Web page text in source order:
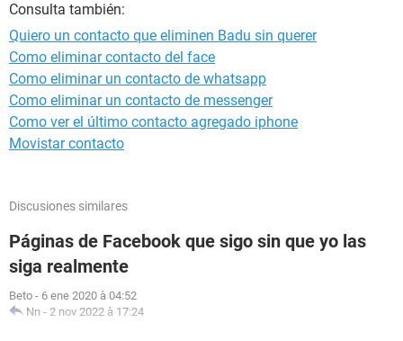
Consulta también:
Quiero un contacto que eliminen Badu sin querer
Como eliminar contacto del face
Como eliminar un contacto de whatsapp
Como eliminar un contacto de messenger
Como ver el último contacto agregado iphone
Movistar contacto
Discusiones similares
Páginas de Facebook que sigo sin que yo las
siga realmente
Beto - 6 ene 2020 à 04:52
Nn - 2 nov 2022 à 17:24